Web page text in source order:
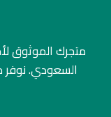
متجرك الموثوق
السعودي. نوفر